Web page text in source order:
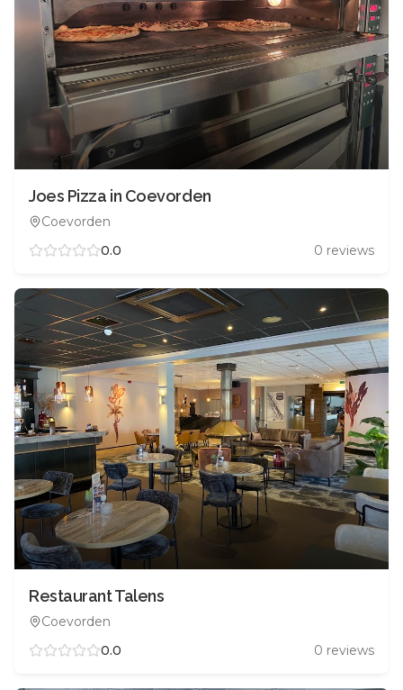
Joes Pizza in Coevorden
Coevorden
0.0
0 reviews
Restaurant Talens
Coevorden
0.0
0 reviews